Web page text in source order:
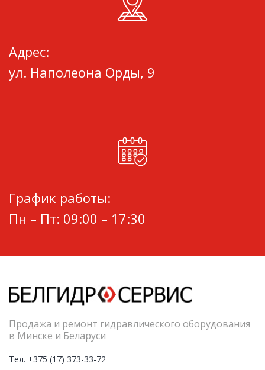
Адрес:
ул. Наполеона Орды, 9
График работы:
Пн – Пт: 09:00 – 17:30
Продажа и ремонт гидравлического оборудования
в Минске и Беларуси
Тел. +375 (17) 373-33-72